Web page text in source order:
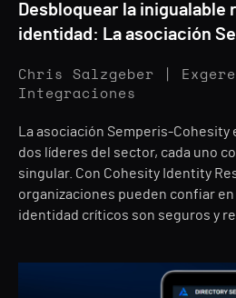
Desbloquear la inigualable
identidad: La asociación
Chris Salzgeber |
Integraciones
La asociación Semperis-
dos líderes del sector, cada uno
singular. Con Cohesity Identity
organizaciones pueden confiar
identidad críticos son seguros y